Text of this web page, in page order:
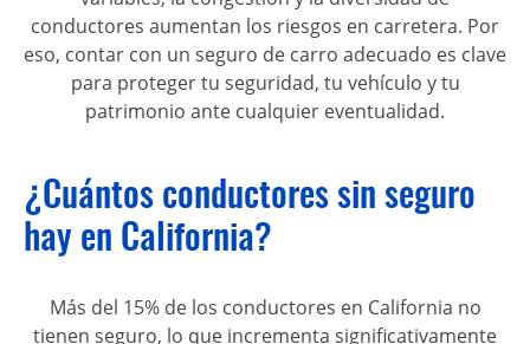
conductores aumentan los riesgos en carretera. Por
eso, contar con un seguro de carro adecuado es clave
para proteger tu seguridad, tu vehículo y tu
patrimonio ante cualquier eventualidad.
¿Cuántos conductores sin seguro
hay en California?
Más del 15% de los conductores en California no
tienen seguro, lo que incrementa significativamente